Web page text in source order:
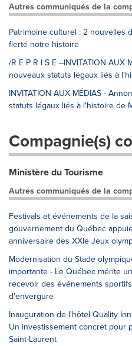
Autres communiqués de la
Patrimoine culturel : 2 nouvelles
fierté notre histoire
/R E P R I S E --INVITATION
nouveaux statuts légaux liés à
INVITATION AUX MÉDIAS -
statuts légaux liés à l'histoire de
Compagnie(s)
Ministère du Tourisme
Autres communiqués de la
Festivals et événements de la
gouvernement du Québec
anniversaire des XXIe Jeux
Modernisation du Stade
importante - Le Québec mérite
recevoir des événements
d'envergure
Inauguration de l'hôtel Quality
Un investissement concret pour
Saint-Laurent